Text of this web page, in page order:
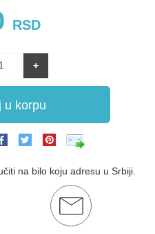
RSD
u korpu
na bilo koju adresu u Srbiji.